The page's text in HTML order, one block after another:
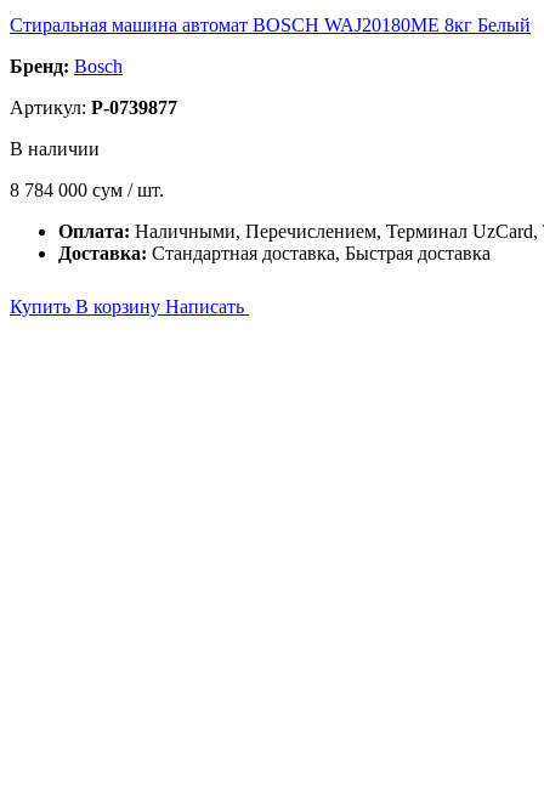
Стиральная машина автомат BOSCH WAJ20180ME 8кг Белый
Бренд: Bosch
Артикул: P-0739877
В наличии
8 784 000 сум / шт.
Оплата: Наличными, Перечислением, Терминал
Доставка: Стандартная доставка, Быстрая доставка
Купить В корзину Написать